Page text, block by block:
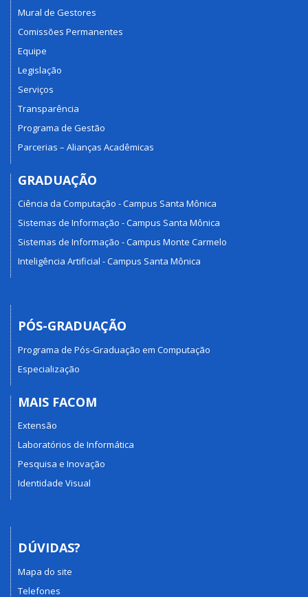
Mural de Gestores
Comissões Permanentes
Equipe
Legislação
Serviços
Transparência
Programa de Gestão
Parcerias – Alianças Acadêmicas
GRADUAÇÃO
Ciência da Computação - Campus Santa Mônica
Sistemas de Informação - Campus Santa Mônica
Sistemas de Informação - Campus Monte Carmelo
Inteligência Artificial - Campus Santa Mônica
PÓS-GRADUAÇÃO
Programa de Pós-Graduação em Computação
Especialização
MAIS FACOM
Extensão
Laboratórios de Informática
Pesquisa e Inovação
Identidade Visual
DÚVIDAS?
Mapa do site
Telefones